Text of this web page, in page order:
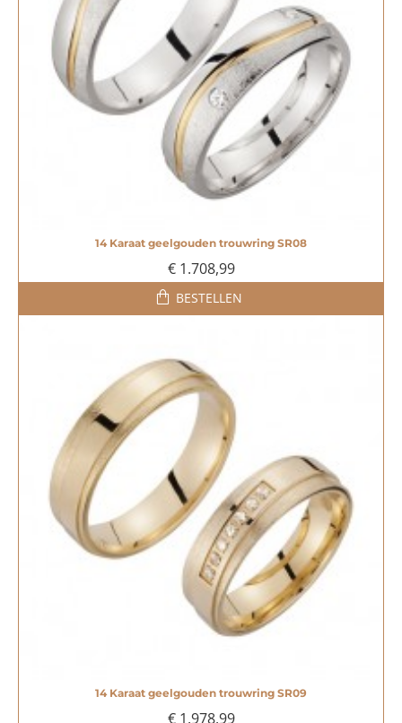
14 Karaat geelgouden trouwring SR08
€ 1.708,99
BESTELLEN
14 Karaat geelgouden trouwring SR09
€ 1.978,99